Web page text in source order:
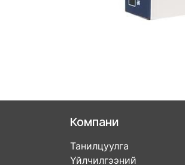
Компани
Танилцуулга
Үйлчилгээний